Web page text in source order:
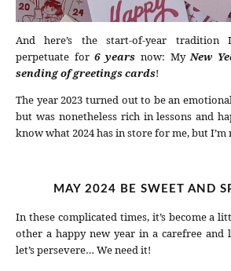
And here’s the start-of-year tradition
perpetuate for6 years now: MyNew
sending of greetings cards!
The year 2023 turned out to be an
but was nonetheless rich in lessons and
know what 2024 has in store for me, but
MAY 2024 BE SWEET AND
In these complicated times, it’s become a
other a happy new year in a carefree and
let’s persevere… We need it!